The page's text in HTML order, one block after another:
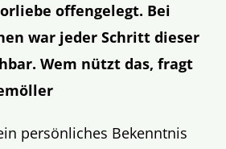
offengelegt. Bei
war jeder Schritt dieser
Wem nützt das, fragt
persönliches Bekenntnis